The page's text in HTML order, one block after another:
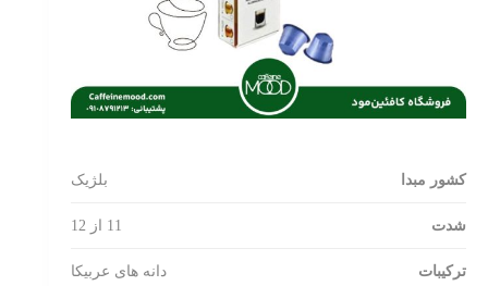
کشور مبدا بلژیک
شدت 11 از 12
ترکیبات دانه های عربیکا